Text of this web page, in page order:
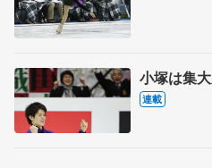
小塚は集
連載